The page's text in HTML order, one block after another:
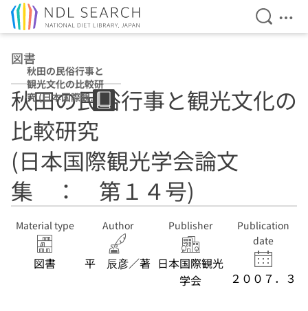
Open
図書
秋田の民俗行事と
観光文化の比較研
究 (日本国際観光
学会論文集 ：
第１４号)
秋田の民俗行事と観光文化の
比較研究
(日本国際観光学会論文
集 ： 第１４号)
Material type
図書
Author
平 辰彦／著
Publisher
日本国際観光
学会
Publication
date
２００７．３